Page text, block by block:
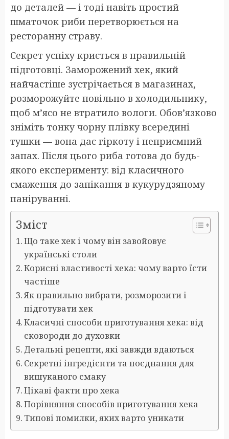
до деталей — і тоді навіть простий
шматочок риби перетворюється на
ресторанну страву.
Секрет успіху криється в правильній
підготовці. Заморожений хек, який
найчастіше зустрічається в магазинах,
розморожуйте повільно в холодильнику,
щоб м’ясо не втратило вологи. Обов’язково
зніміть тонку чорну плівку всередині
тушки — вона дає гіркоту і неприємний
запах. Після цього риба готова до будь-
якого експерименту: від класичного
смаження до запікання в кукурудзяному
паніруванні.
Зміст
Що таке хек і чому він завойовує
українські столи
Корисні властивості хека: чому варто їсти
частіше
Як правильно вибрати, розморозити і
підготувати хек
Класичні способи приготування хека: від
сковороди до духовки
Детальні рецепти, які завжди вдаються
Секретні інгредієнти та поєднання для
вишуканого смаку
Цікаві факти про хека
Порівняння способів приготування хека
Типові помилки, яких варто уникати